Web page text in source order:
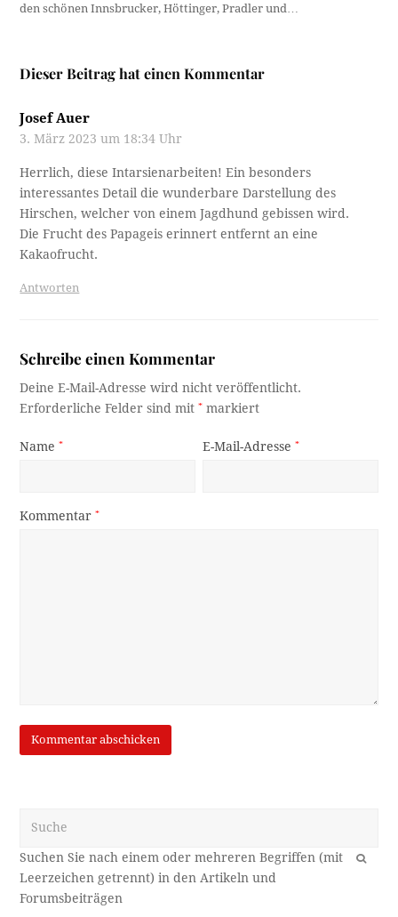
den schönen Innsbrucker, Höttinger, Pradler und…
Dieser Beitrag hat einen Kommentar
Josef Auer
3. März 2023 um 18:34 Uhr
Herrlich, diese Intarsienarbeiten! Ein besonders
interessantes Detail die wunderbare Darstellung des
Hirschen, welcher von einem Jagdhund gebissen wird.
Die Frucht des Papageis erinnert entfernt an eine
Kakaofrucht.
Antworten
Schreibe einen Kommentar
Deine E-Mail-Adresse wird nicht veröffentlicht.
Erforderliche Felder sind mit* markiert
Name* E-Mail-Adresse*
Kommentar*
OK